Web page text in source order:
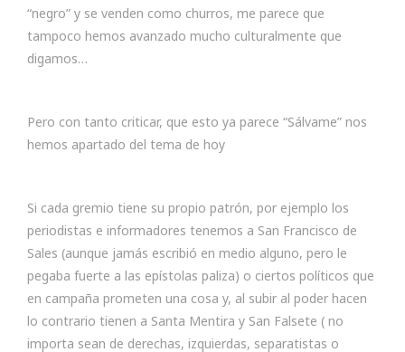
“negro” y se venden como churros, me parece que
tampoco hemos avanzado mucho culturalmente que
digamos…
Pero con tanto criticar, que esto ya parece “Sálvame” nos
hemos apartado del tema de hoy
Si cada gremio tiene su propio patrón, por ejemplo los
periodistas e informadores tenemos a San Francisco de
Sales (aunque jamás escribió en medio alguno, pero le
pegaba fuerte a las epístolas paliza) o ciertos políticos que
en campaña prometen una cosa y, al subir al poder hacen
lo contrario tienen a Santa Mentira y San Falsete ( no
importa sean de derechas, izquierdas, separatistas o